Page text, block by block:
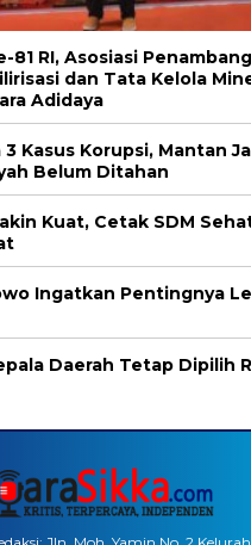
81 RI, Asosiasi
dan Tata Kelola
Adidaya
Kasus Korupsi, Mantan
Belum Ditahan
Kuat, Cetak SDM
Ingatkan Pentingnya
Daerah Tetap Dipilih